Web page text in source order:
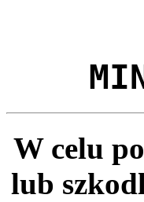
W celu
lub